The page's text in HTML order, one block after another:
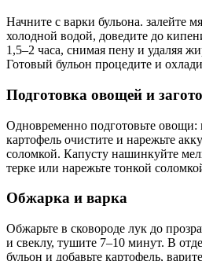
Начните с варки бульона. залейте
холодной водой, доведите до
1,5–2 часа, снимая пену и удаляя
Готовый бульон процедите и
Подготовка овощей и
Одновременно подготовьте овощи:
картофель очистите и нарежьте
соломкой. Капусту нашинкуйте
терке или нарежьте тонкой
Обжарка и варка
Обжарьте в сковороде лук до
и свеклу, тушите 7–10 минут. В
бульон и добавьте картофель,